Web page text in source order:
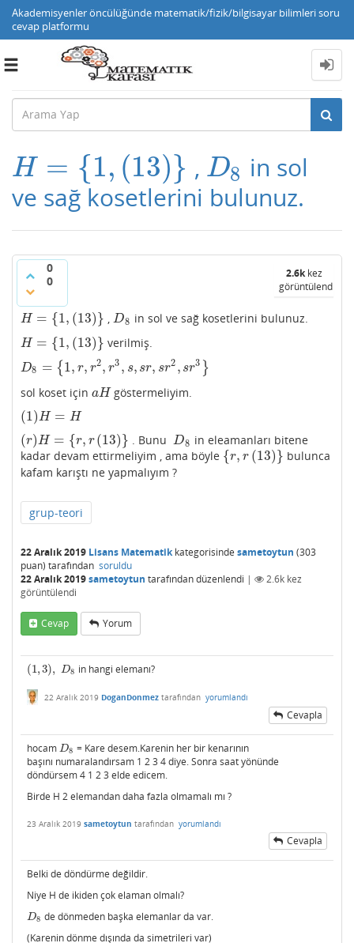
Akademisyenler öncülüğünde matematik/fizik/bilgisayar bilimleri soru
cevap platformu
Toggle
H = {1, (13)}
H= {1, 13)} , D8
D8 in sol
ve sağ kosetlerini bulunuz.
0
0
2.6kkez
görüntülendi
H = {1, (13)}
H= {1, 13)} ,D8
D8 in sol ve sağ kosetlerini bulunuz.
H = {1, (13)}
H= {1, 13)} verilmiş.
D8 = { 1, r, r2, r3 , s, sr, sr2 , sr3 }
D8= {1, r, r2, r3, s,sr sr2 sr 3}
sol koset için aH
aH göstermeliyim.
(1)H = H
(1)H=H
(r)H = {r, r (13)}
(r)H={r ,r( 13)} . BunuD8
D8 in eleamanları bitene
kadar devam ettirmeliyim , ama böyle {r, r (13)}
{ r,r( 13)}
bulunca
kafam karıştı ne yapmalıyım ?
grup-teori
22 Aralık 2019 Lisans Matematikkategorisinde sametoytun (303
puan) tarafından soruldu
22 Aralık 2019sametoytun tarafındandüzenlendi | 2.6k kez
görüntülendi
Cevap Yorum
(1, 3), D8
(1,3), D 8 in hangi elemanı?
22 Aralık 2019 DoganDonmez tarafından yorumlandı
Cevapla
hocam D8
D8 = Kare desem.Karenin her bir kenarının
başını numaralandırsam 1 2 3 4 diye. Sonra saat yönünde
döndürsem 4 1 2 3 elde edicem.
Birde H 2 elemandan daha fazla olmamalı mı ?
23 Aralık 2019 sametoytun tarafından yorumlandı
Cevapla
Belki de döndürme değildir.
Niye H de ikiden çok elaman olmalı?
D8
D8 de dönmeden başka elemanlar da var.
(Karenin dönme dışında da simetrileri var)